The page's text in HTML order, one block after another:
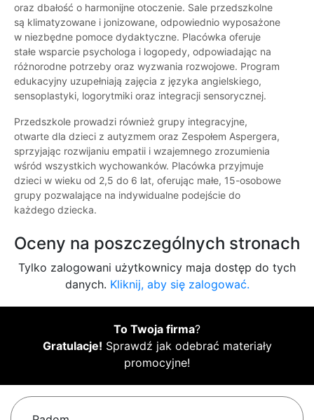
oraz dbałość o harmonijne otoczenie. Sale przedszkolne
są klimatyzowane i jonizowane, odpowiednio wyposażone
w niezbędne pomoce dydaktyczne. Placówka oferuje
stałe wsparcie psychologa i logopedy, odpowiadając na
różnorodne potrzeby oraz wyzwania rozwojowe. Program
edukacyjny uzupełniają zajęcia z języka angielskiego,
sensoplastyki, logorytmiki oraz integracji sensorycznej.
Przedszkole prowadzi również grupy integracyjne,
otwarte dla dzieci z autyzmem oraz Zespołem Aspergera,
sprzyjając rozwijaniu empatii i wzajemnego zrozumienia
wśród wszystkich wychowanków. Placówka przyjmuje
dzieci w wieku od 2,5 do 6 lat, oferując małe, 15-osobowe
grupy pozwalające na indywidualne podejście do
każdego dziecka.
Oceny na poszczególnych stronach
Tylko zalogowani użytkownicy maja dostęp do tych
danych. Kliknij, aby się zalogować.
To Twoja firma?
Gratulacje! Sprawdź jak odebrać materiały
promocyjne!